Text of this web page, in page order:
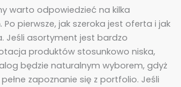
warto odpowiedzieć na kilka
pierwsze, jak szeroka jest oferta i jak
Jeśli asortyment jest bardzo
produktów stosunkowo niska,
będzie naturalnym wyborem, gdyż
zapoznanie się z portfolio. Jeśli